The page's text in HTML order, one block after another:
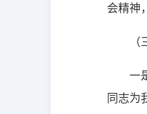
会精神
一
同志为